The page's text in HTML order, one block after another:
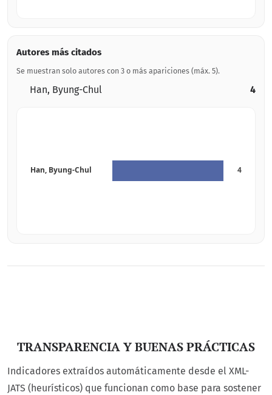
Autores más citados
Se muestran solo autores con 3 o más apariciones (máx. 5).
Han, Byung-Chul 4
TRANSPARENCIA Y BUENAS PRÁCTICAS
Indicadores extraídos automáticamente desde el XML-
JATS (heurísticos) que funcionan como base para sostener